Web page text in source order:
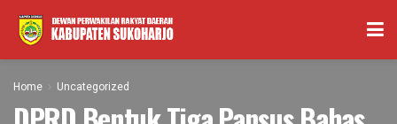
Home Uncategorized